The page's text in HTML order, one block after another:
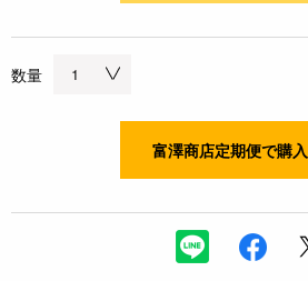
数量
富澤商店定期便で購入